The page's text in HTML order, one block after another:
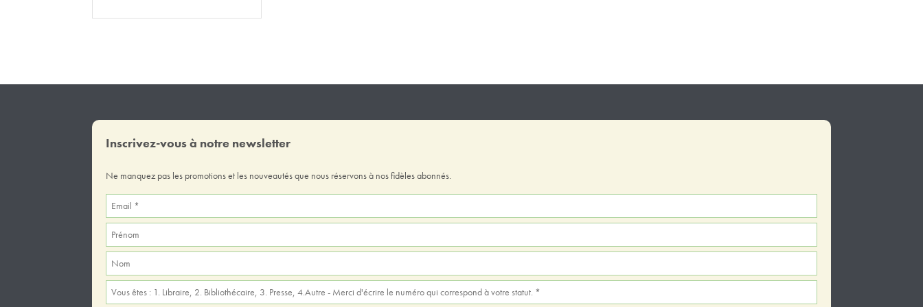
Inscrivez-vous à notre newsletter
Ne manquez pas les promotions et les nouveautés que nous réservons à nos fidèles abonnés.